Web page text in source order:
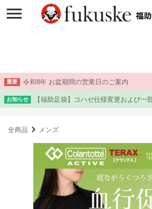
重要 令和8年 お盆期間の営業日のご案内
お知らせ 【福助足袋】コハゼ仕様変更および一
全商品 メンズ